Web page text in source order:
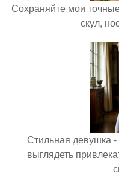
Сохраняйте мои
скул,
Стильная девушка -
выглядеть